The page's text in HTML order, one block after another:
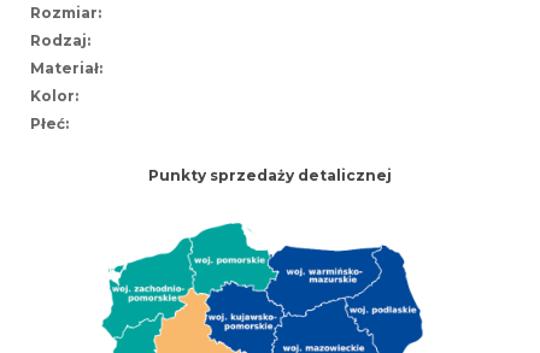
Rozmiar:
Rodzaj:
Materiał:
Kolor:
Płeć:
Punkty sprzedaży detalicznej